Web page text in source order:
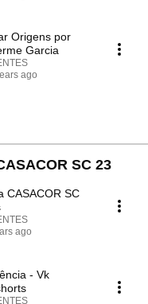
Origens por
Garcia
ago
SC 23
CASACOR SC
ago
- Vk